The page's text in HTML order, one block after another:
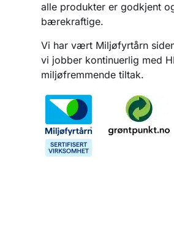
alle produkter er godkjent
bærekraftige.
Vi har vært Miljøfyrtårn
vi jobber kontinuerlig med
miljøfremmende tiltak.